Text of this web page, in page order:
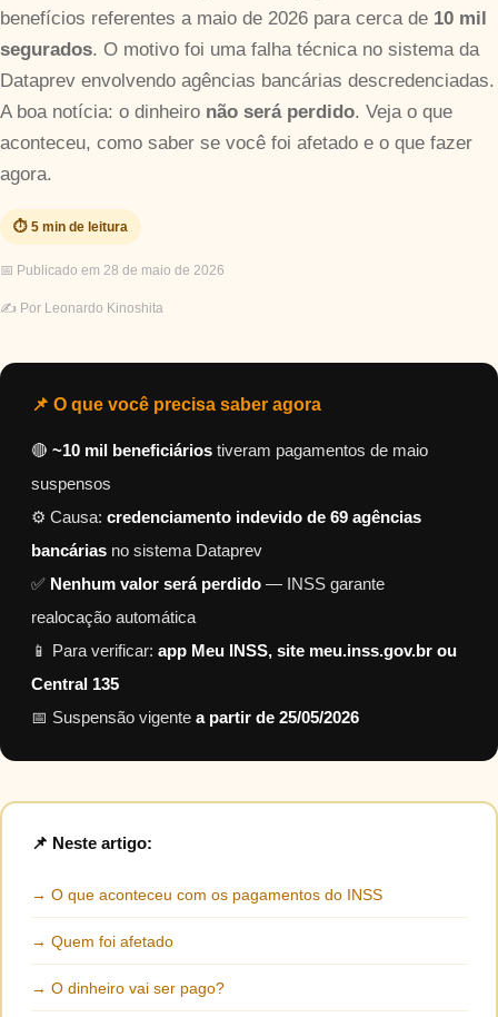
benefícios referentes a maio de 2026 para cerca de 10 mil
segurados. O motivo foi uma falha técnica no sistema da
Dataprev envolvendo agências bancárias descredenciadas.
A boa notícia: o dinheiro não será perdido. Veja o que
aconteceu, como saber se você foi afetado e o que fazer
agora.
⏱️ 5 min de leitura
📅 Publicado em 28 de maio de 2026
✍️ Por Leonardo Kinoshita
📌 O que você precisa saber agora
🔴 ~10 mil beneficiários tiveram pagamentos de maio
suspensos
⚙️ Causa: credenciamento indevido de 69 agências
bancárias no sistema Dataprev
✅ Nenhum valor será perdido — INSS garante
realocação automática
📱 Para verificar: app Meu INSS, site meu.inss.gov.br ou
Central 135
📅 Suspensão vigente a partir de 25/05/2026
📌 Neste artigo:
→ O que aconteceu com os pagamentos do INSS
→ Quem foi afetado
→ O dinheiro vai ser pago?